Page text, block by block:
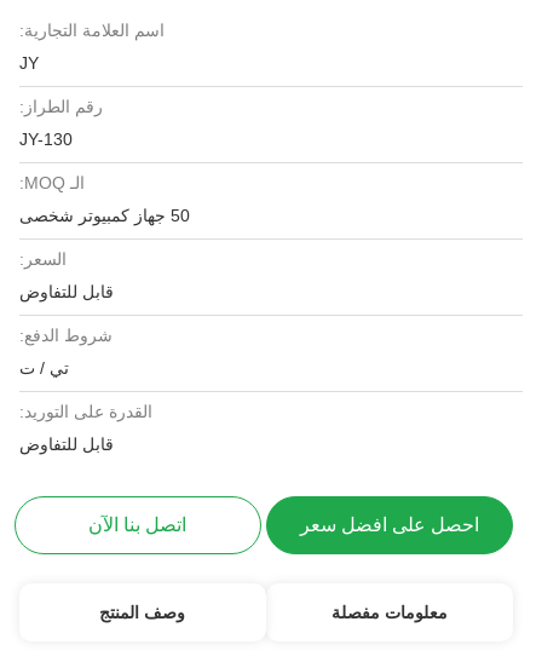
اسم العلامة التجارية:
JY
رقم الطراز:
JY-130
الـ MOQ:
50 جهاز كمبيوتر شخصى
السعر:
قابل للتفاوض
شروط الدفع:
تي / ت
القدرة على التوريد:
قابل للتفاوض
احصل على افضل سعر اتصل بنا الآن
معلومات مفصلة وصف المنتج